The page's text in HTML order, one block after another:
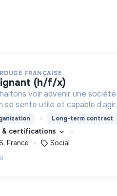
FRANÇAISE
(h/f/x)
voir advenir une société
se sente utile et capable d’agir.
nous proposons des moyens et
innovants et
tous.
Long-term contract
& certifications
France
Social